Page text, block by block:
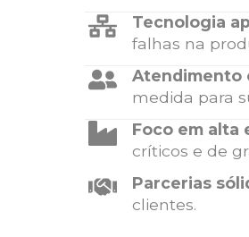
Tecnologia
falhas na
Atendimento
medida para
Foco em alta
críticos e de
Parcerias
clientes.